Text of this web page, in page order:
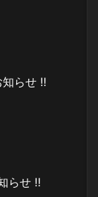
らせ ‼
らせ ‼